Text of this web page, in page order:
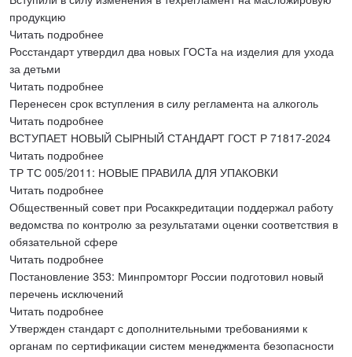
продукцию
Читать подробнее
Росстандарт утвердил два новых ГОСТа на изделия для ухода
за детьми
Читать подробнее
Перенесен срок вступления в силу регламента на алкоголь
Читать подробнее
ВСТУПАЕТ НОВЫЙ СЫРНЫЙ СТАНДАРТ ГОСТ Р 71817-2024
Читать подробнее
ТР ТС 005/2011: НОВЫЕ ПРАВИЛА ДЛЯ УПАКОВКИ
Читать подробнее
Общественный совет при Росаккредитации поддержал работу
ведомства по контролю за результатами оценки соответствия в
обязательной сфере
Читать подробнее
Постановление 353: Минпромторг России подготовил новый
перечень исключений
Читать подробнее
Утвержден стандарт с дополнительными требованиями к
органам по сертификации систем менеджмента безопасности